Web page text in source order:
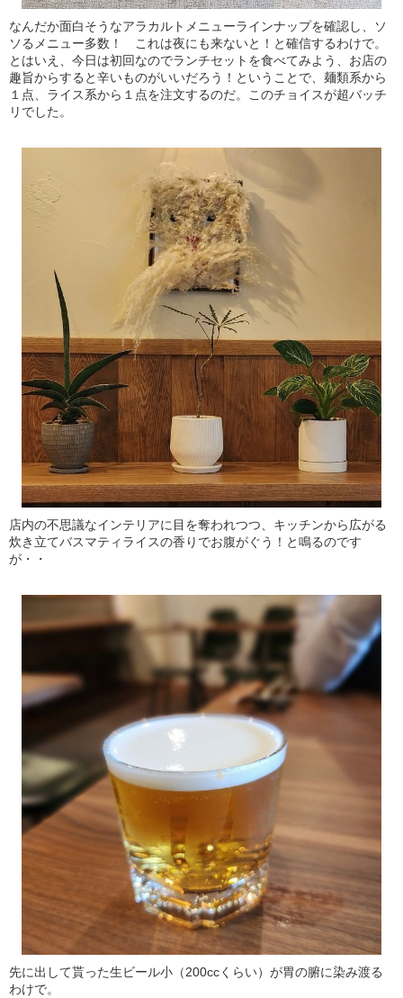
なんだか面白そうなアラカルトメニューラインナップを確認し、ソ
ソるメニュー多数！ これは夜にも来ないと！と確信するわけで。
とはいえ、今日は初回なのでランチセットを食べてみよう、お店の
趣旨からすると辛いものがいいだろう！ということで、麺類系から
１点、ライス系から１点を注文するのだ。このチョイスが超バッチ
リでした。
店内の不思議なインテリアに目を奪われつつ、キッチンから広がる
炊き立てバスマティライスの香りでお腹がぐう！と鳴るのです
が・・
先に出して貰った生ビール小（200ccくらい）が胃の腑に染み渡る
わけで。